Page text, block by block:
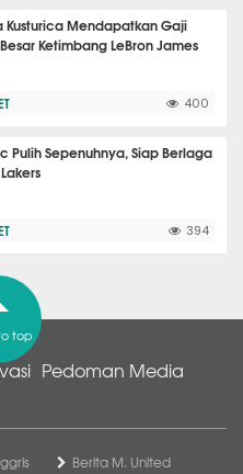
Kusturica Mendapatkan Gaji
Ketimbang LeBron James
400
Pulih Sepenuhnya, Siap Berlaga
394
top
Pedoman Media
Berita M. United